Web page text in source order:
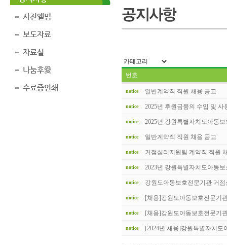
사진앨범
보도자료
자료실
나눔후愛
수료증인쇄
번호
notice 일반계약직 직원 채용 공고
notice 2025년 후원금품의 수입 및 사
notice 2025년 강원특별자치도아동보
notice 일반계약직 직원 채용 공고
notice 거점심리지원팀 계약직 직원
notice 2023년 강원특별자치도아동보
notice 강원도아동보호전문기관 거점
notice [채용]강원도아동보호전문기
notice [채용]강원도아동보호전문기
notice [2024년 채용]강원특별자치도